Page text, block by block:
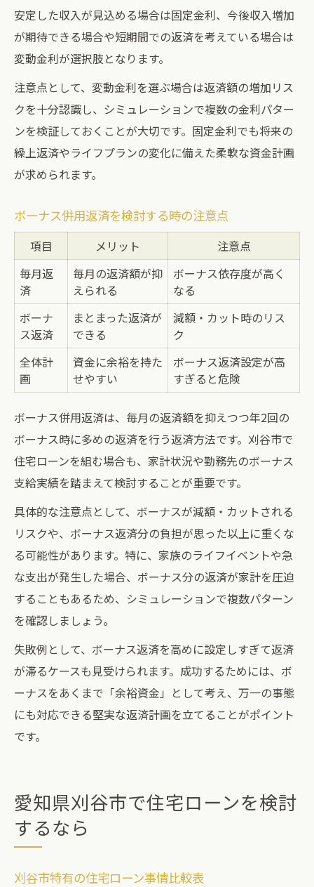
安定した収入が見込める場合は固定金利、今後収入増加
が期待できる場合や短期間での返済を考えている場合は
変動金利が選択肢となります。
注意点として、変動金利を選ぶ場合は返済額の増加リス
クを十分認識し、シミュレーションで複数の金利パター
ンを検証しておくことが大切です。固定金利でも将来の
繰上返済やライフプランの変化に備えた柔軟な資金計画
が求められます。
ボーナス併用返済を検討する時の注意点
項目 メリット
注意点
毎月返
済
毎月の返済額が抑
えられる
ボーナス依存度が高く
なる
ボーナ
ス返済
まとまった返済が
できる
減額・カット時のリス
ク
全体計
画
資金に余裕を持た
せやすい
ボーナス返済設定が高
すぎると危険
ボーナス併用返済は、毎月の返済額を抑えつつ年2回の
ボーナス時に多めの返済を行う返済方法です。刈谷市で
住宅ローンを組む場合も、家計状況や勤務先のボーナス
支給実績を踏まえて検討することが重要です。
具体的な注意点として、ボーナスが減額・カットされる
リスクや、ボーナス返済分の負担が思った以上に重くな
る可能性があります。特に、家族のライフイベントや急
な支出が発生した場合、ボーナス分の返済が家計を圧迫
することもあるため、シミュレーションで複数パターン
を確認しましょう。
失敗例として、ボーナス返済を高めに設定しすぎて返済
が滞るケースも見受けられます。成功するためには、ボ
ーナスをあくまで「余裕資金」として考え、万一の事態
にも対応できる堅実な返済計画を立てることがポイント
です。
愛知県刈谷市で住宅ローンを検討
するなら
刈谷市特有の住宅ローン事情比較表